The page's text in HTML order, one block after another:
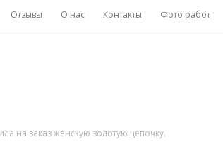
Отзывы О нас Контакты Фото работ
на заказ женскую золотую цепочку.